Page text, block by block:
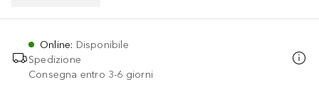
Online: Disponibile
Spedizione
Consegna entro 3-6 giorni